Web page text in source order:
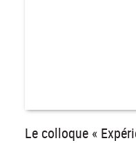
Le colloque «